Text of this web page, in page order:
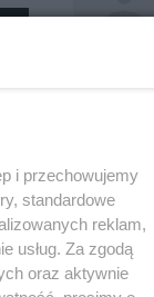
i przechowujemy
standardowe
reklam,
usług. Za zgodą
oraz aktywnie